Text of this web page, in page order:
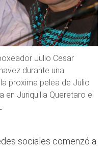
Julio Cesar
durante una
proxima pelea de Julio
en Juriquilla Queretaro el
sociales comenzó a